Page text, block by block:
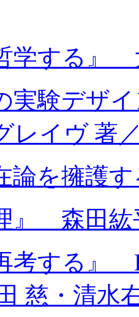
学する』
実験デザ
レイヴ 著
論を擁護
』 森田紘
考する』
慈・清水